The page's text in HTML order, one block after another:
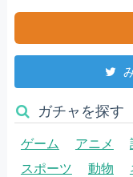
ガチャを探す
ゲーム アニメ
スポーツ
動物